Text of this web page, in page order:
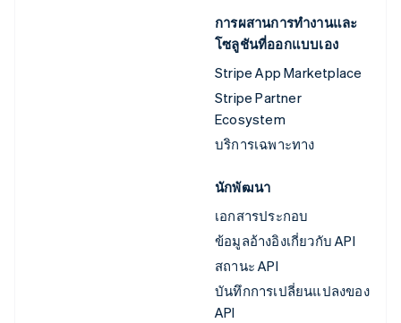
การผสานการทำงานและ
โซลูชันที่ออกแบบเอง
Stripe App Marketplace
Stripe Partner
Ecosystem
บริการเฉพาะทาง
นักพัฒนา
เอกสารประกอบ
ข้อมูลอ้างอิงเกี่ยวกับ API
สถานะ API
บันทึกการเปลี่ยนแปลงของ
API